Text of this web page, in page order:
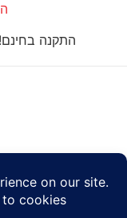
התקנה בחינם!